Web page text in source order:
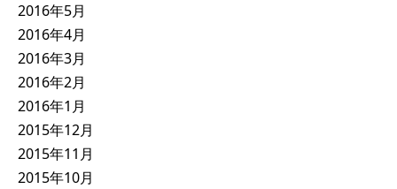
2016年5月
2016年4月
2016年3月
2016年2月
2016年1月
2015年12月
2015年11月
2015年10月